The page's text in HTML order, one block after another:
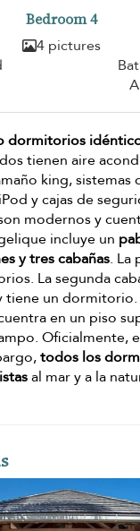
Bedroom 4
4 pictures
dormitorios
tienen aire
king, sistemas
y cajas de
modernos y
incluye un
y tres cabañas. La
La segunda
tiene un dormitorio.
en un piso
Oficialmente,
todos los
al mar y a la